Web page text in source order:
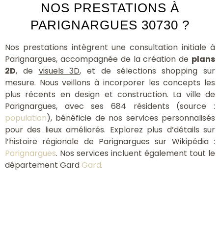
NOS PRESTATIONS À
PARIGNARGUES 30730 ?
Nos prestations intègrent une consultation initiale à
Parignargues, accompagnée de la création de plans
2D, de visuels 3D, et de sélections shopping sur
mesure. Nous veillons à incorporer les concepts les
plus récents en design et construction. La ville de
Parignargues, avec ses 684 résidents (source :
population), bénéficie de nos services personnalisés
pour des lieux améliorés. Explorez plus d’détails sur
l’histoire régionale de Parignargues sur Wikipédia :
Parignargues. Nos services incluent également tout le
département GardGard.